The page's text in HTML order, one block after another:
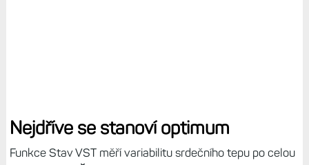
Nejdříve se stanoví optimum
Funkce Stav VST měří variabilitu srdečního tepu po celou